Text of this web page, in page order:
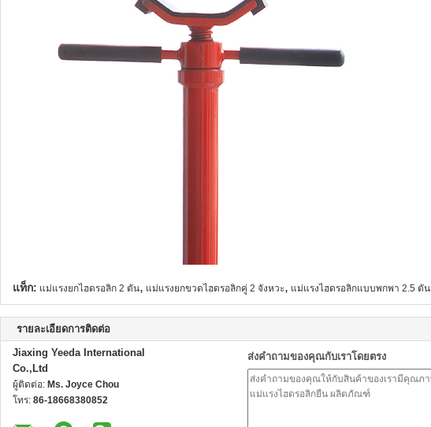
แท็ก: แม่แรงยกไฮดรอลิก 2 ตัน, แม่แรงยกขวดไฮดรอลิกคู่ 2 จังหวะ, แม่แรงไฮดรอลิกแบบพกพา 2.5 ตัน
รายละเอียดการติดต่อ
Jiaxing Yeeda International
Co.,Ltd
ผู้ติดต่อ: Ms. Joyce Chou
โทร: 86-18668380852
ส่งคำถามของคุณกับเราโดยตรง